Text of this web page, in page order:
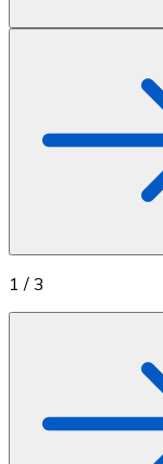
1 / 3